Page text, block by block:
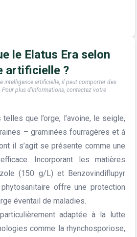
le Elatus Era selon
artificielle ?
intelligence artificielle, il peut comporter des
Pour plus d'informations, contactez votre
que l’orge, l’avoine, le seigle,
– graminées fourragères et à
il s’agit se présente comme une
Incorporant les matières
(150 g/L) et Benzovindiflupyr
offre une protection
éventail de maladies.
adaptée à la lutte
comme la rhynchosporiose,